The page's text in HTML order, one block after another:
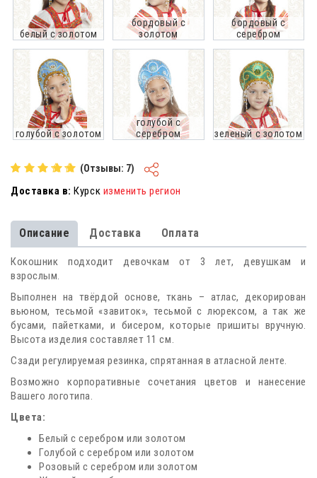
белый с золотом
бордовый с
золотом
бордовый с
серебром
голубой с золотом
голубой с
серебром
зеленый с золотом
(Отзывы: 7)
Доставка в: Курск изменить регион
Описание Доставка Оплата
Кокошник подходит девочкам от 3 лет, девушкам и
взрослым.
Выполнен на твёрдой основе, ткань – атлас, декорирован
вьюном, тесьмой «завиток», тесьмой с люрексом, а так же
бусами, пайетками, и бисером, которые пришиты вручную.
Высота изделия составляет 11 см.
Сзади регулируемая резинка, спрятанная в атласной ленте.
Возможно корпоративные сочетания цветов и нанесение
Вашего логотипа.
Цвета:
Белый с серебром или золотом
Голубой с серебром или золотом
Розовый с серебром или золотом